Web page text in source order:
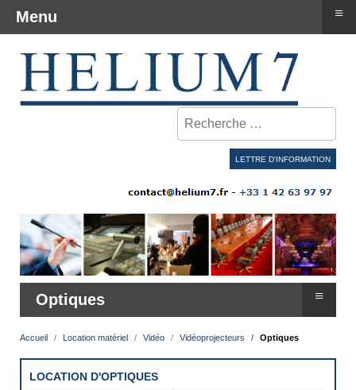
Rechercher
LETTRE D'INFORMATION
Optiques ≡
Accueil Location matériel Vidéo Vidéoprojecteurs Optiques
LOCATION D'OPTIQUES
Menu ≡